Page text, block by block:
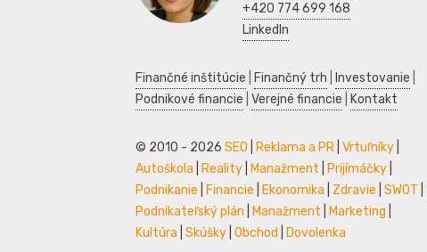
+420 774 699 168
LinkedIn
Finančné inštitúcie Finančný trh Investovanie
Podnikové financie Verejné financie Kontakt
© 2010 - 2026 SEO Reklama a PR Vrtuľníky
Autoškola Reality Manažment Prijímáčky
Podnikanie Financie Ekonomika Zdravie SWOT
Podnikateľský plán Manažment Marketing
Kultúra Skúšky Obchod Dovolenka